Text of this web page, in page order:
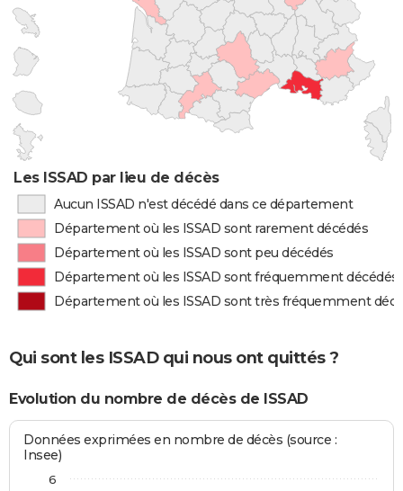
Les ISSAD par lieu de décès
Aucun ISSAD n'est décédé dans ce département
Département où les ISSAD sont rarement décédés
Département où les ISSAD sont peu décédés
Département où les ISSAD sont fréquemment décédés
Département où les ISSAD sont très fréquemment
Qui sont les ISSAD qui nous ont quittés ?
Evolution du nombre de décès de ISSAD
Données exprimées en nombre de décès (source :
Insee)
6